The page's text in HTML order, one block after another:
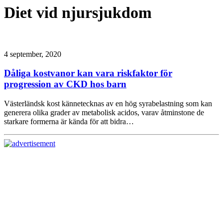
Diet vid njursjukdom
4 september, 2020
Dåliga kostvanor kan vara riskfaktor för
progression av CKD hos barn
Västerländsk kost kännetecknas av en hög syrabelastning som kan
generera olika grader av metabolisk acidos, varav åtminstone de
starkare formerna är kända för att bidra…